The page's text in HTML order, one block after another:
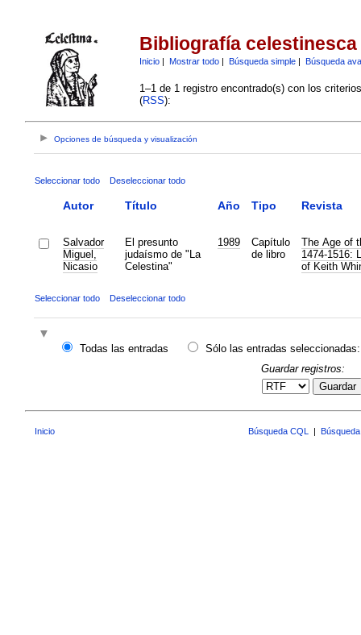
Bibliografía celestinesca
Inicio| Mostrar todo| Búsqueda simple| Búsqueda
1–1 de 1 registro encontrado(s) con los
(RSS):
Opciones de búsqueda y visualización
Seleccionar todo Deseleccionar todo
Autor Título Año Tipo Revista
Salvador
Miguel,
Nicasio
El presunto
judaísmo de "La
Celestina"
1989
Capítulo
de libro
The Age of
1474-1516:
of Keith
Seleccionar todo Deseleccionar todo
Todas las entradas
Sólo las entradas seleccionadas:
Guardar registros:
Guardar
Inicio Búsqueda CQL